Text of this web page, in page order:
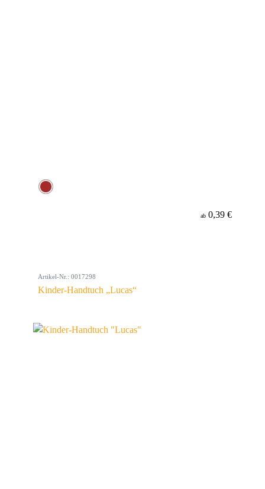
ab 0,39 €
Artikel-Nr.: 0017298
Kinder-Handtuch „Lucas“